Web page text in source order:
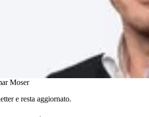
Moser
e resta aggiornato.